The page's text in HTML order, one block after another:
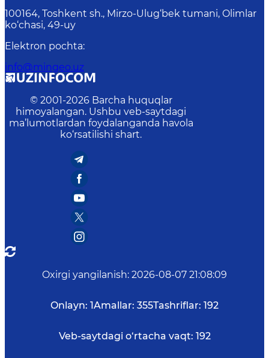
100164, Toshkent sh., Mirzo-Ulug‘bek tumani, Olimlar
ko‘chasi, 49-uy
Elektron pochta:
info@mingeo.uz
© 2001-2026 Barcha huquqlar
himoyalangan. Ushbu veb-saytdagi
ma’lumotlardan foydalanganda havola
ko‘rsatilishi shart.
Oxirgi yangilanish: 2026-08-07 21:08:09
Onlayn: 1Amallar: 355Tashriflar: 192
Veb-saytdagi o‘rtacha vaqt: 192